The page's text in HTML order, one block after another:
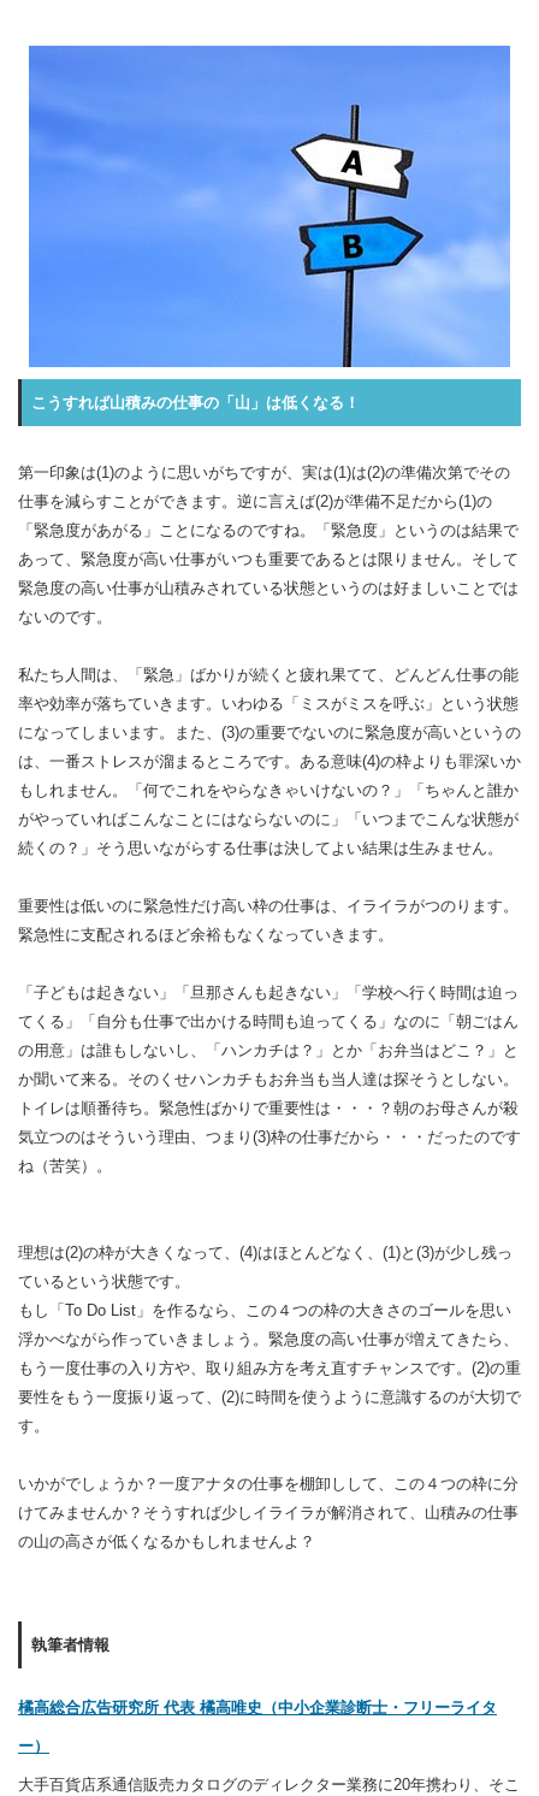
こうすれば山積みの仕事の「山」は低くなる！
第一印象は(1)のように思いがちですが、実は(1)は(2)の準備次第でその
仕事を減らすことができます。逆に言えば(2)が準備不足だから(1)の
「緊急度があがる」ことになるのですね。「緊急度」というのは結果で
あって、緊急度が高い仕事がいつも重要であるとは限りません。そして
緊急度の高い仕事が山積みされている状態というのは好ましいことでは
ないのです。
私たち人間は、「緊急」ばかりが続くと疲れ果てて、どんどん仕事の能
率や効率が落ちていきます。いわゆる「ミスがミスを呼ぶ」という状態
になってしまいます。また、(3)の重要でないのに緊急度が高いというの
は、一番ストレスが溜まるところです。ある意味(4)の枠よりも罪深いか
もしれません。「何でこれをやらなきゃいけないの？」「ちゃんと誰か
がやっていればこんなことにはならないのに」「いつまでこんな状態が
続くの？」そう思いながらする仕事は決してよい結果は生みません。
重要性は低いのに緊急性だけ高い枠の仕事は、イライラがつのります。
緊急性に支配されるほど余裕もなくなっていきます。
「子どもは起きない」「旦那さんも起きない」「学校へ行く時間は迫っ
てくる」「自分も仕事で出かける時間も迫ってくる」なのに「朝ごはん
の用意」は誰もしないし、「ハンカチは？」とか「お弁当はどこ？」と
か聞いて来る。そのくせハンカチもお弁当も当人達は探そうとしない。
トイレは順番待ち。緊急性ばかりで重要性は・・・？朝のお母さんが殺
気立つのはそういう理由、つまり(3)枠の仕事だから・・・だったのです
ね（苦笑）。
理想は(2)の枠が大きくなって、(4)はほとんどなく、(1)と(3)が少し残っ
ているという状態です。
もし「To Do List」を作るなら、この４つの枠の大きさのゴールを思い
浮かべながら作っていきましょう。緊急度の高い仕事が増えてきたら、
もう一度仕事の入り方や、取り組み方を考え直すチャンスです。(2)の重
要性をもう一度振り返って、(2)に時間を使うように意識するのが大切で
す。
いかがでしょうか？一度アナタの仕事を棚卸しして、この４つの枠に分
けてみませんか？そうすれば少しイライラが解消されて、山積みの仕事
の山の高さが低くなるかもしれませんよ？
執筆者情報
橘高総合広告研究所 代表 橘高唯史（中小企業診断士・フリーライタ
ー）
大手百貨店系通信販売カタログのディレクター業務に20年携わり、そこ